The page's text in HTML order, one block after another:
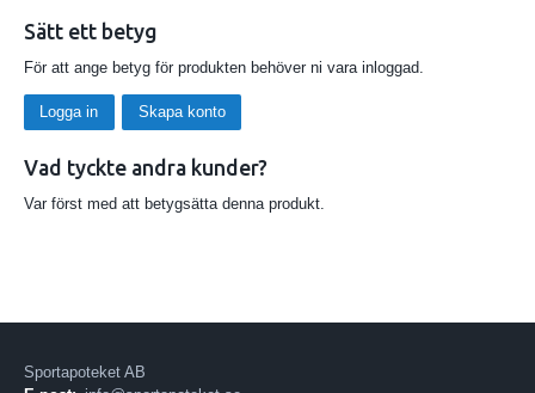
Sätt ett betyg
För att ange betyg för produkten behöver ni vara inloggad.
Logga in Skapa konto
Vad tyckte andra kunder?
Var först med att betygsätta denna produkt.
Sportapoteket AB